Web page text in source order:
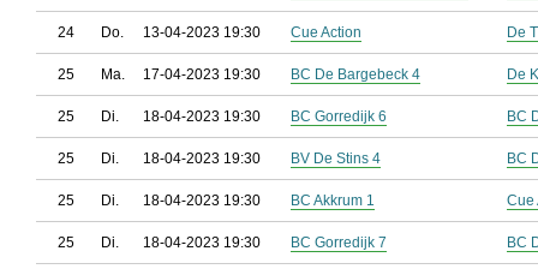
24 Do. 13-04-2023 19:30 Cue Action De
25 Ma. 17-04-2023 19:30 BC De Bargebeck 4 De
25 Di. 18-04-2023 19:30 BC Gorredijk 6 BC
25 Di. 18-04-2023 19:30 BV De Stins 4 BC
25 Di. 18-04-2023 19:30 BC Akkrum 1 Cue
25 Di. 18-04-2023 19:30 BC Gorredijk 7 BC